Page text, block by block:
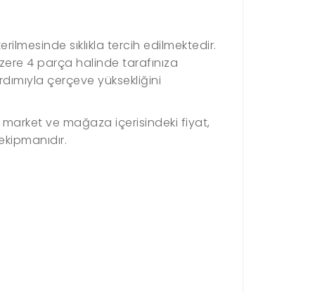
sıklıkla tercih edilmektedir.
4 parça halinde tarafınıza
çerçeve yüksekliğini
ve mağaza içerisindeki fiyat,